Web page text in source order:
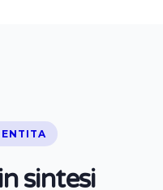
ENTITA
sintesi